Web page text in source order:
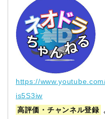
https://
is5S3iw
高評価・チャンネル登録